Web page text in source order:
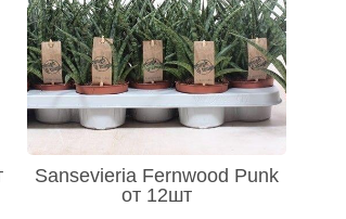
Sansevieria Fernwood Punk
от 12шт